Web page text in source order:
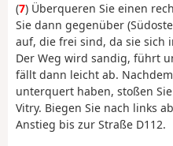
(7) Überqueren Sie einen
Sie dann gegenüber
auf, die frei sind, da sie sich
Der Weg wird sandig, führt
fällt dann leicht ab.
unterquert haben, stoßen
Vitry. Biegen Sie nach links
Anstieg bis zur Straße D112.